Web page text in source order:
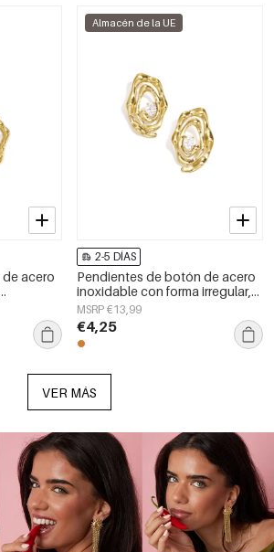
acero
la
para
Almacén de la UE
2-5 DÍAS
Pendientes de botón de acero
inoxidable con forma irregular,
sencillos, de la serie Daily
Simple, joyería para mujer.
MSRP €13,99
€4,25
VER MÁS